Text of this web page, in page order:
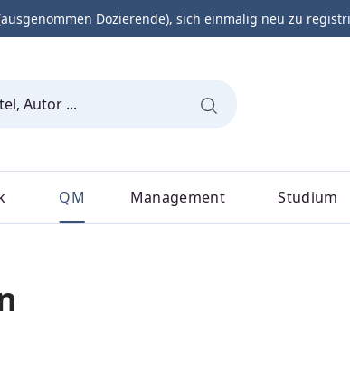
Dozierende), sich einmalig neu zu
QM Management Studium